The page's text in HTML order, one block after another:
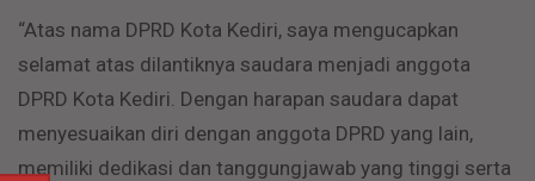
“Atas nama DPRD Kota Kediri, saya mengucapkan
selamat atas dilantiknya saudara menjadi anggota
DPRD Kota Kediri. Dengan harapan saudara dapat
menyesuaikan diri dengan anggota DPRD yang lain,
memiliki dedikasi dan tanggungjawab yang tinggi serta